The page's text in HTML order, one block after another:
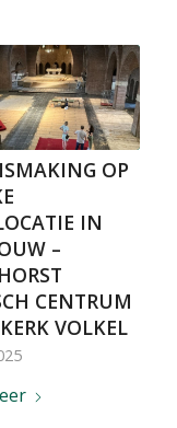
OP
IN
–
CENTRUM
VOLKEL